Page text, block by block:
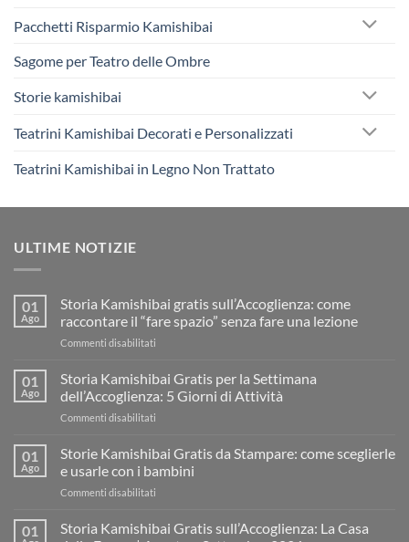
Pacchetti Risparmio Kamishibai
Sagome per Teatro delle Ombre
Storie kamishibai
Teatrini Kamishibai Decorati e Personalizzati
Teatrini Kamishibai in Legno Non Trattato
ULTIME NOTIZIE
01
Ago
Storia Kamishibai gratis sull’Accoglienza: come
raccontare il “fare spazio” senza fare una lezione
Commenti disabilitati
Kamishibai
gratis
sull’Accoglienza:
il
“fare
una
01
Ago
Storia Kamishibai Gratis per la Settimana
dell’Accoglienza: 5 Giorni di Attività
Commenti disabilitati
Kamishibai
Gratis
per
dell’Accoglienza:
01
Ago
Storie Kamishibai Gratis da Stampare: come sceglierle
e usarle con i bambini
Commenti disabilitati
Kamishibai
Gratis
01
Storia Kamishibai Gratis sull’Accoglienza: La Casa